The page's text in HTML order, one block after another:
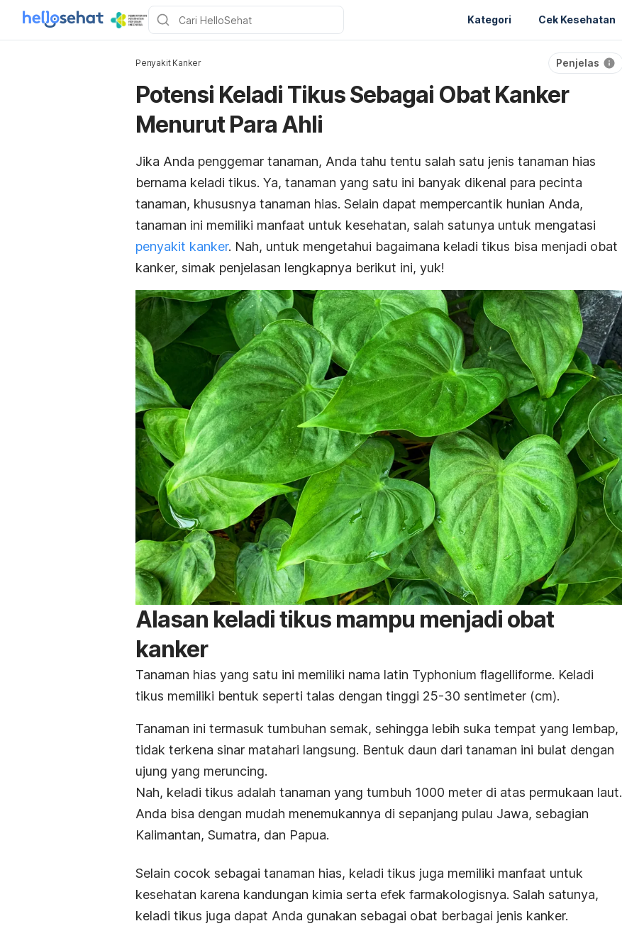
Kategori Cek Kesehatan
Penyakit Kanker Penjelas
Potensi Keladi Tikus Sebagai Obat Kanker
Menurut Para Ahli
Jika Anda penggemar tanaman, Anda tahu tentu salah satu jenis tanaman hias
bernama keladi tikus. Ya, tanaman yang satu ini banyak dikenal para pecinta
tanaman, khususnya tanaman hias. Selain dapat mempercantik hunian Anda,
tanaman ini memiliki manfaat untuk kesehatan, salah satunya untuk mengatasi
penyakit kanker. Nah, untuk mengetahui bagaimana keladi tikus bisa menjadi obat
kanker, simak penjelasan lengkapnya berikut ini, yuk!
Alasan keladi tikus mampu menjadi obat
kanker
Tanaman hias yang satu ini memiliki nama latin Typhonium flagelliforme. Keladi
tikus memiliki bentuk seperti talas dengan tinggi 25-30 sentimeter (cm).
Tanaman ini termasuk tumbuhan semak, sehingga lebih suka tempat yang lembap,
tidak terkena sinar matahari langsung. Bentuk daun dari tanaman ini bulat dengan
ujung yang meruncing.
Nah, keladi tikus adalah tanaman yang tumbuh 1000 meter di atas permukaan laut.
Anda bisa dengan mudah menemukannya di sepanjang pulau Jawa, sebagian
Kalimantan, Sumatra, dan Papua.
Selain cocok sebagai tanaman hias, keladi tikus juga memiliki manfaat untuk
kesehatan karena kandungan kimia serta efek farmakologisnya. Salah satunya,
keladi tikus juga dapat Anda gunakan sebagai obat berbagai jenis kanker.